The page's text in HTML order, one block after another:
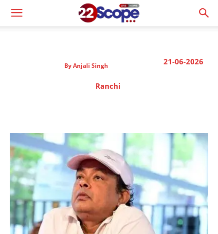
21-06-2026
By Anjali Singh
Ranchi